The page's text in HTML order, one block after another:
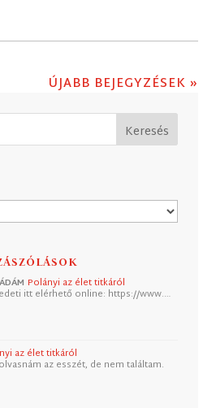
ÚJABB BEJEGYZÉSEK »
Polányi az élet titkáról
itt elérhető online: https://www.…
az élet titkáról
az esszét, de nem találtam.